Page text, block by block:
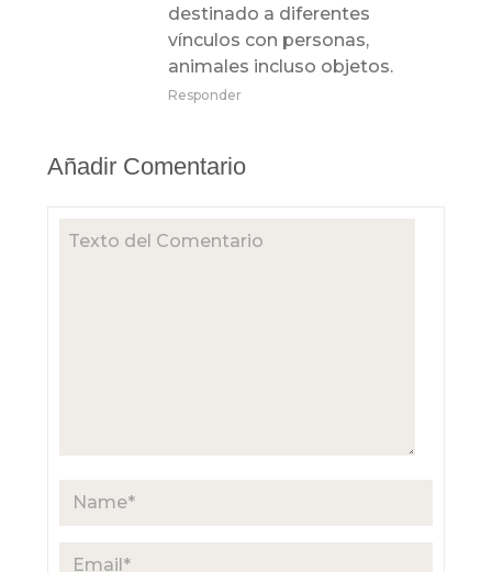
destinado a diferentes
vínculos con personas,
animales incluso objetos.
Responder
Añadir Comentario